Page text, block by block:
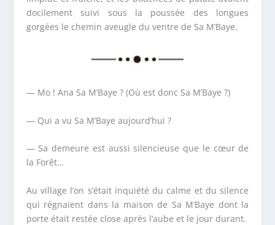
docilement suivi sous la poussée des longues
gorgées le chemin aveugle du ventre de Sa M’Baye.
— Mo ! Ana Sa M’Baye ?(Où est donc Sa M’Baye ?)
— Qui a vu Sa M’Baye aujourd’hui ?
— Sa demeure est aussi silencieuse que le cœur de
la Forêt…
Au village l’on s’était inquiété du calme et du silence
qui régnaient dans la maison de Sa M’Baye dont la
porte était restée close après l’aube et le jour durant.